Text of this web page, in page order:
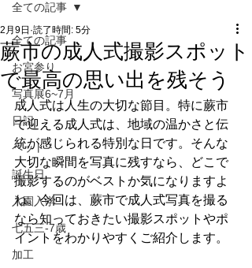
全ての記事
お宮参り
写真展6~7月
日記
ペット
誕生日
入園入学
七五三-7歳
加工
全ての記事
蕨市の成人式撮影スポット
で最高の思い出を残そう
2月9日 読了時間: 5分
成人式は人生の大切な節目。特に蕨市
で迎える成人式は、地域の温かさと伝
統が感じられる特別な日です。そんな
大切な瞬間を写真に残すなら、どこで
撮影するのがベストか気になりますよ
ね。今回は、蕨市で成人式写真を撮る
なら知っておきたい撮影スポットやポ
イントをわかりやすくご紹介します。